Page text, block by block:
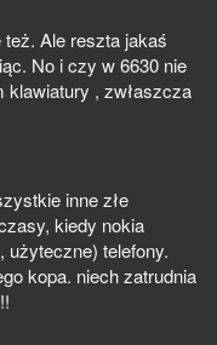
też. Ale reszta jakaś
No i czy w 6630 nie
klawiatury , zwłaszcza
inne złe
kiedy nokia
użyteczne) telefony.
kopa. niech zatrudnia